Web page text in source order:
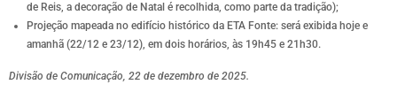
de Reis, a decoração de Natal é recolhida, como parte da tradição);
Projeção mapeada no edifício histórico da ETA Fonte: será exibida hoje e
amanhã (22/12 e 23/12), em dois horários, às 19h45 e 21h30.
Divisão de Comunicação, 22 de dezembro de 2025.